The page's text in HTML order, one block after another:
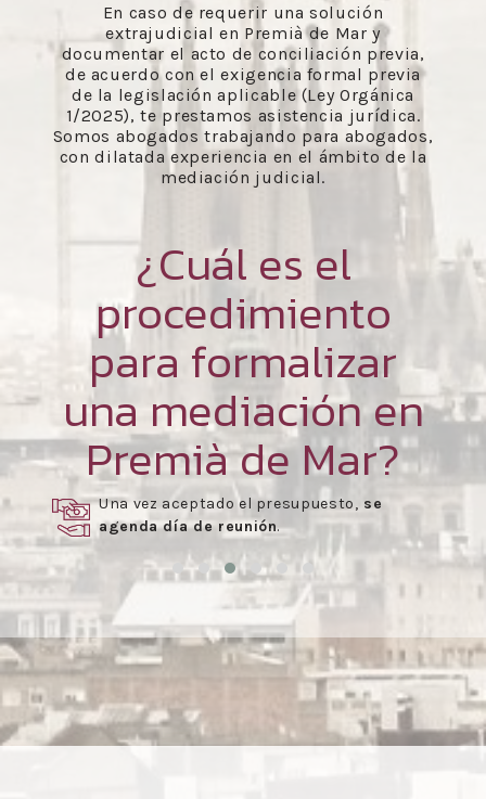
En caso de requerir una solución
extrajudicial en Premià de Mar y
documentar el acto de conciliación previa,
de acuerdo con el exigencia formal previa
de la legislación aplicable (Ley Orgánica
1/2025), te prestamos asistencia jurídica.
Somos abogados trabajando para abogados,
con dilatada experiencia en el ámbito de la
mediación judicial.
¿Cuál es el
procedimiento
para formalizar
una mediación en
Premià de Mar?
Una vez aceptado el presupuesto, se
agenda día de reunión.